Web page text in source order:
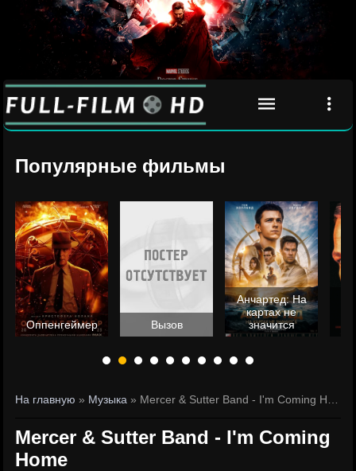
Популярные фильмы
Оппенгеймер Вызов
Анчартед: На
картах не
значится
На главную » Музыка » Mercer & Sutter Band - I'm Coming Home
Mercer & Sutter Band - I'm Coming
Home